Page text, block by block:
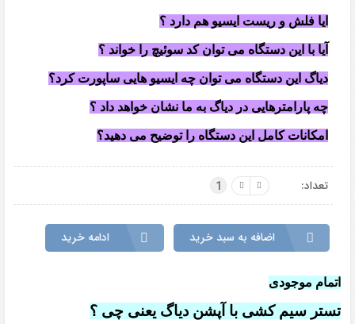
ایا فلش و ریست ایسیو هم دارد ؟
آیا با این دستگاه می توان کد سوئیچ را خواند ؟
دیاگ این دستگاه می توان چه ایسیو هایی ساپورت کرد؟
چه پارامترهایی در دیاگ به ما نشان خواهد داد ؟
امکانات کامل این دستگاه را توضیح می دهید؟
تعداد: 1
اضافه به سبد خرید ادامه خرید
اتمام موجودی
تستر سیم کشی با آپشن دیاگ یعنی چی ؟